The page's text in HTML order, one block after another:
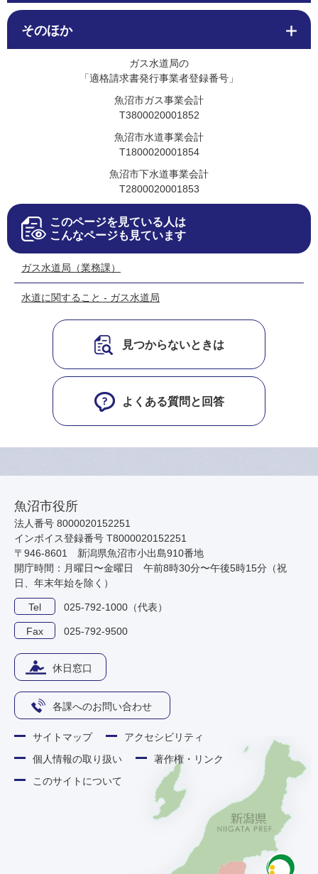
そのほか
ガス水道局の
「適格請求書発行事業者登録番号」
魚沼市ガス事業会計
T3800020001852
魚沼市水道事業会計
T1800020001854
魚沼市下水道事業会計
T2800020001853
このページを見ている人は
こんなページも見ています
ガス水道局（業務課）
水道に関すること - ガス水道局
見つからないときは
よくある質問と回答
魚沼市役所
法人番号 8000020152251
インボイス登録番号 T8000020152251
〒946-8601 新潟県魚沼市小出島910番地
開庁時間：月曜日〜金曜日 午前8時30分〜午後5時15分（祝
日、年末年始を除く）
Tel 025-792-1000（代表）
Fax 025-792-9500
休日窓口
各課へのお問い合わせ
サイトマップ
アクセシビリティ
個人情報の取り扱い
著作権・リンク
このサイトについて